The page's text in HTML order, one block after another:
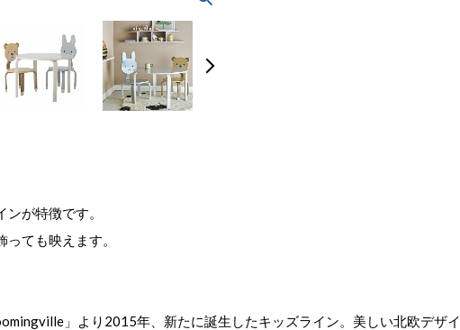
が特徴です。
ても映えます。
」より2015年、新たに誕生したキッズライン。美しい北欧デザイ